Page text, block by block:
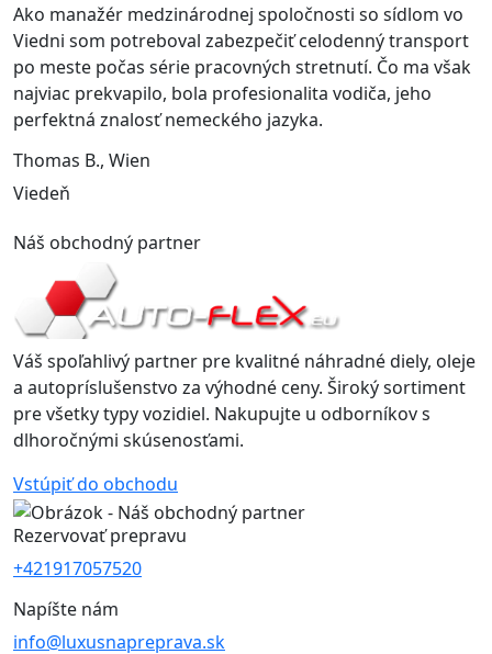
Ako manažér medzinárodnej spoločnosti so sídlom vo
Viedni som potreboval zabezpečiť celodenný transport
po meste počas série pracovných stretnutí. Čo ma však
najviac prekvapilo, bola profesionalita vodiča, jeho
perfektná znalosť nemeckého jazyka.
Thomas B., Wien
Viedeň
Náš obchodný partner
Váš spoľahlivý partner pre kvalitné náhradné diely, oleje
a autopríslušenstvo za výhodné ceny. Široký sortiment
pre všetky typy vozidiel. Nakupujte u odborníkov s
dlhoročnými skúsenosťami.
Vstúpiť do obchodu
Rezervovať prepravu
+421917057520
Napíšte nám
info@luxusnapreprava.sk